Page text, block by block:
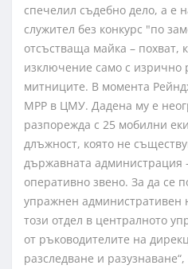
спечелил съдебно дело, а е
служител без конкурс "по
отсъстваща майка – похват,
изключение само с
митниците. В момента
МРР в ЦМУ. Дадена му е
разпорежда с 25 мобилни
длъжност, която не
държавната администрация
оперативно звено. За да се
упражнен административен
този отдел в централното
от ръководителите на
разследване и